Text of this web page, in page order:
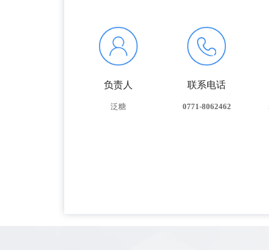
负责人
泛糖
联系电话
0771-8062462